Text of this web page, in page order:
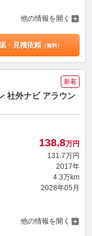
他の情報を開く
・見積依頼（無料）
新着
社外ナビ アラウン
138.8万円
131. 7万円
2017年
4.3万km
2028年05月
他の情報を開く